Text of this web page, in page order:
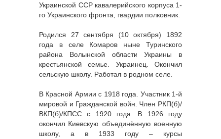
Украинской ССР кавалерийского корпуса 1-
го Украинского фронта, гвардии полковник.
Родился 27 сентября (10 октября) 1892
года в селе Комаров ныне Туринского
района Волынской области Украины в
крестьянской семье. Украинец. Окончил
сельскую школу. Работал в родном селе.
В Красной Армии с 1918 года. Участник 1-й
мировой и Гражданской войн. Член РКП(б)/
ВКП(б)/КПСС с 1920 года. В 1926 году
окончил Киевскую объединённую военную
школу, а в 1933 году – курсы